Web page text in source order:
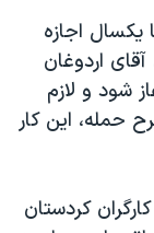
يکسال اجازه
اردوغان
شود و لازم
حمله، اين کار
کردستان